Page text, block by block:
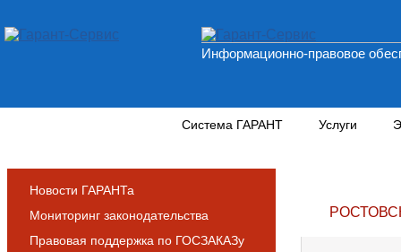
Информационно-правовое
Система ГАРАНТ Услуги
Новости ГАРАНТа
Мониторинг законодательства
Правовая поддержка по ГОСЗАКАЗу